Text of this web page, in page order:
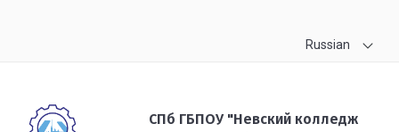
Russian
СПб ГБПОУ "Невский колледж